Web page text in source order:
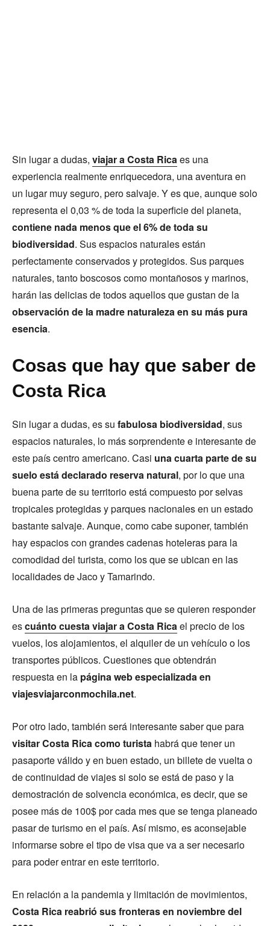
Sin lugar a dudas, viajar a Costa Ricaes una
experiencia realmente enriquecedora, una aventura en
un lugar muy seguro, pero salvaje. Y es que, aunque solo
representa el 0,03 % de toda la superficie del planeta,
contiene nada menos que el 6% de toda su
biodiversidad. Sus espacios naturales están
perfectamente conservados y protegidos. Sus parques
naturales, tanto boscosos como montañosos y marinos,
harán las delicias de todos aquellos que gustan de la
observación de la madre naturaleza en su más pura
esencia.
Cosas que hay que saber de
Costa Rica
Sin lugar a dudas, es su fabulosa biodiversidad, sus
espacios naturales, lo más sorprendente e interesante de
este país centro americano. Casi una cuarta parte de su
suelo está declarado reserva natural, por lo que una
buena parte de su territorio está compuesto por selvas
tropicales protegidas y parques nacionales en un estado
bastante salvaje. Aunque, como cabe suponer, también
hay espacios con grandes cadenas hoteleras para la
comodidad del turista, como los que se ubican en las
localidades de Jaco y Tamarindo.
Una de las primeras preguntas que se quieren responder
escuánto cuesta viajar a Costa Ricael precio de los
vuelos, los alojamientos, el alquiler de un vehículo o los
transportes públicos. Cuestiones que obtendrán
respuesta en la página web especializada en
viajesviajarconmochila.net.
Por otro lado, también será interesante saber que para
visitar Costa Rica como turista habrá que tener un
pasaporte válido y en buen estado, un billete de vuelta o
de continuidad de viajes si solo se está de paso y la
demostración de solvencia económica, es decir, que se
posee más de 100$ por cada mes que se tenga planeado
pasar de turismo en el país. Así mismo, es aconsejable
informarse sobre el tipo de visa que va a ser necesario
para poder entrar en este territorio.
En relación a la pandemia y limitación de movimientos,
Costa Rica reabrió sus fronteras en noviembre del